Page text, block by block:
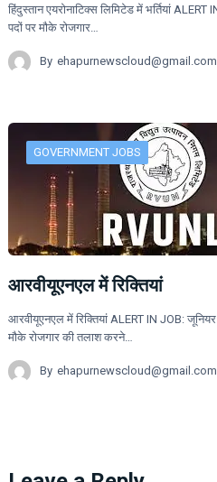
हिंदुस्तान एयरोनाटिक्स लिमिटेड में भर्तियां
पदों पर मौके रोजगार…
By ehapurnewscloud@gmail.com
GOVERNMENT JOBS
आरवीयूएनएल में रिक्तियां
आरवीयूएनएल में रिक्तियां ALERT IN JOB:
मौके रोजगार की तलाश करने…
By ehapurnewscloud@gmail.com